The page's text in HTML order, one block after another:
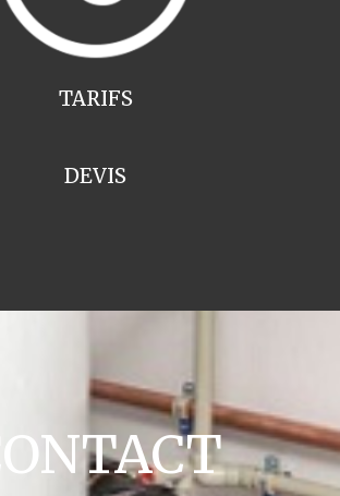
TARIFS
DEVIS
CONTACT